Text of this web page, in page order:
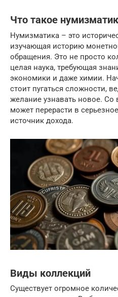
Что такое
Нумизматика – это
изучающая историю
обращения. Это не просто
целая наука, требующая
экономики и даже химии.
стоит пугаться сложности,
желание узнавать новое. Со
может перерасти в
источник дохода.
Виды коллекций
Существует огромное